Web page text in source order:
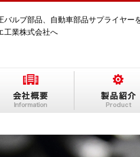
バルブ部品、自動車部品サプライヤー
工業株式会社へ